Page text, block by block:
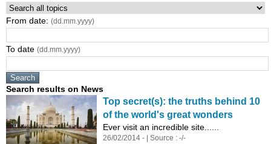
From date: (dd.mm.yyyy)
To date (dd.mm.yyyy)
Search results on News
Top secret(s): the truths behind 10
of the world's great wonders
Ever visit an incredible site......
26/02/2014 - | Source : -/-